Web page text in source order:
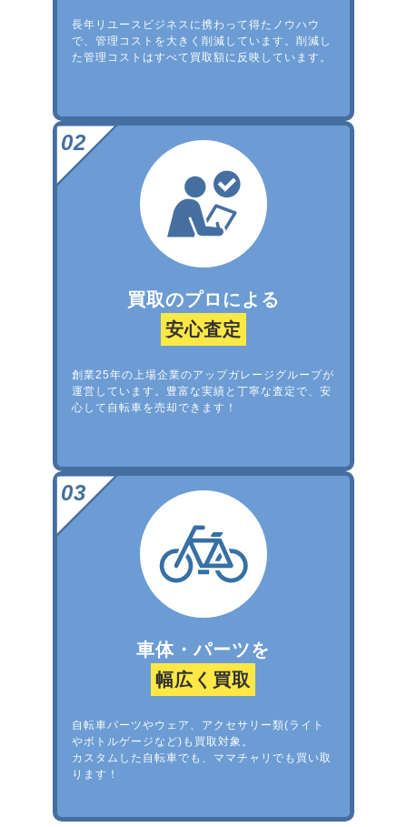
長年リユースビジネスに携わって得たノウハウ
で、管理コストを大きく削減しています。削減し
た管理コストはすべて買取額に反映しています。
買取のプロによる
安心査定
創業25年の上場企業のアップガレージグループが
運営しています。豊富な実績と丁寧な査定で、安
心して自転車を売却できます！
車体・パーツを
幅広く買取
自転車パーツやウェア、アクセサリー類(ライト
やボトルゲージなど)も買取対象。
カスタムした自転車でも、ママチャリでも買い取
ります！